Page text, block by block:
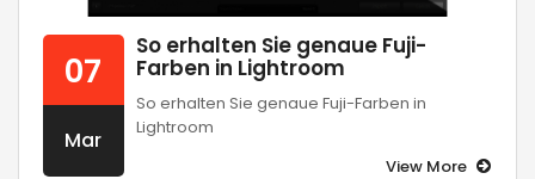
07
Mar
So erhalten Sie genaue Fuji-
Farben in Lightroom
So erhalten Sie genaue Fuji-Farben in
Lightroom
View More